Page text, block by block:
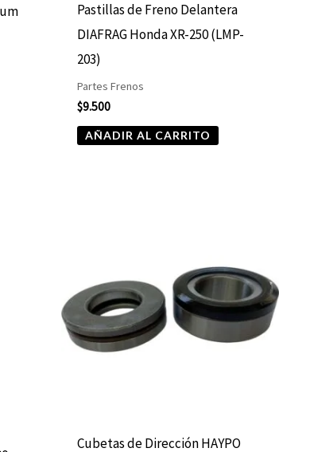
Pastillas de Freno Delantera
DIAFRAG Honda XR-250 (LMP-
203)
Partes Frenos
$9.500
AÑADIR AL CARRITO
variantes.
Cubetas de Dirección HAYPO